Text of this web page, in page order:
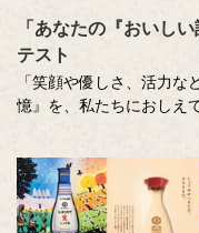
「あなたの『おいし
テスト
「笑顔や優しさ、活力
憶』を、私たちにおしえ
各年代から数多くのここ
少し前向きになれる、今
をつづった、歴代の受賞